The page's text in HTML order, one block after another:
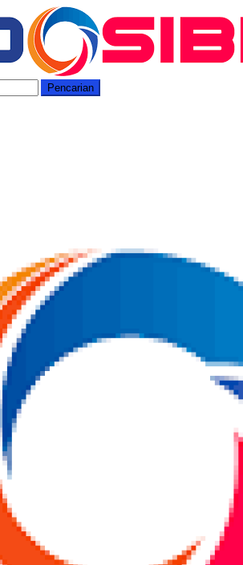
Pencarian